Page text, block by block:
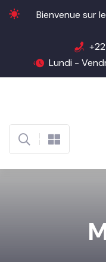
Bienvenue sur
Lundi -